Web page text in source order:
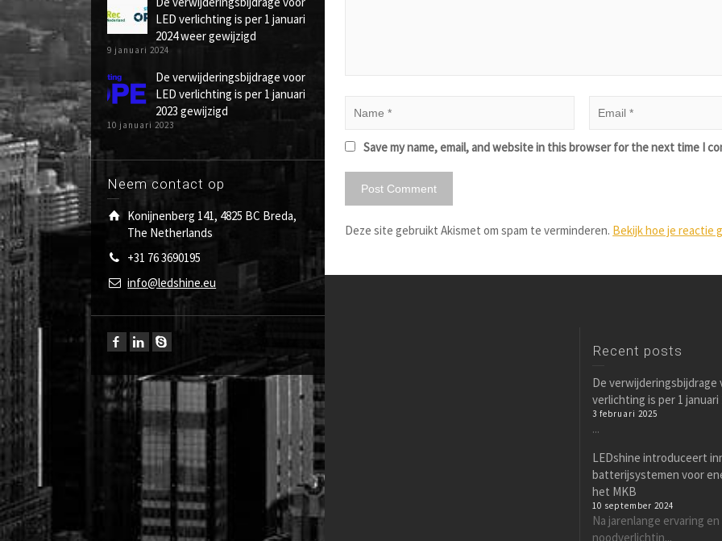
LED verlichting is per 1 januari
2024 weer gewijzigd
9 januari 2024
De verwijderingsbijdrage voor
LED verlichting is per 1 januari
2023 gewijzigd
10 januari 2023
Neem contact op
Konijnenberg 141, 4825 BC Breda,
The Netherlands
+31 76 3690195
info@ledshine.eu
Save my name, email, and website in this browser for the next time I
Deze site gebruikt Akismet om spam te verminderen. Bekijk hoe je reactie
Recent posts
De verwijderingsbijdrage
verlichting is per 1 januari
3 februari 2025
...
LEDshine introduceert
batterijsystemen voor
het MKB
10 september 2024
Na jarenlange ervaring
noodverlichtin...